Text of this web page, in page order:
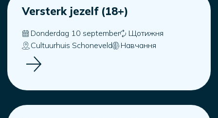
Versterk jezelf (18+)
Donderdag 10 september
Щотижня
Cultuurhuis Schoneveld
Навчання